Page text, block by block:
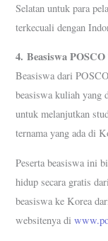
Selatan untuk para
terkecuali dengan
4.Beasiswa
Beasiswa dari
beasiswa kuliah yang
untuk melanjutkan
ternama yang ada di
Peserta beasiswa ini
hidup secara gratis
beasiswa ke Korea
websitenya di